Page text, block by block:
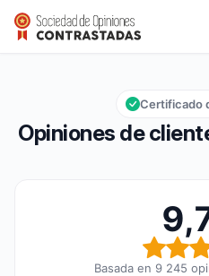
Precision Ski
Calificación global: 9,7 de 10
9,7/10
Opiniones de
Certificado
Basada en 9 245